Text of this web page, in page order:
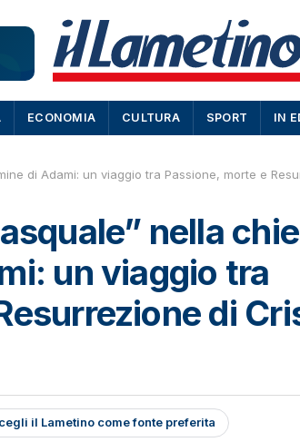
ECONOMIA CULTURA SPORT IN
di Adami: un viaggio tra Passione, morte e
nella
un viaggio tra
di
il Lametino come fonte preferita